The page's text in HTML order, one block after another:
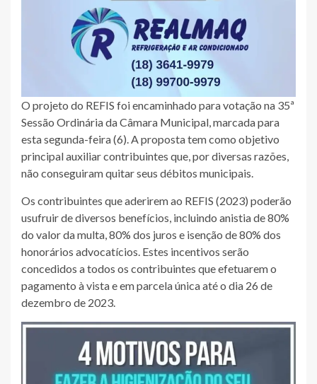
O projeto do REFIS foi encaminhado para votação na 35ª
Sessão Ordinária da Câmara Municipal, marcada para
esta segunda-feira (6). A proposta tem como objetivo
principal auxiliar contribuintes que, por diversas razões,
não conseguiram quitar seus débitos municipais.
Os contribuintes que aderirem ao REFIS (2023) poderão
usufruir de diversos benefícios, incluindo anistia de 80%
do valor da multa, 80% dos juros e isenção de 80% dos
honorários advocatícios. Estes incentivos serão
concedidos a todos os contribuintes que efetuarem o
pagamento à vista e em parcela única até o dia 26 de
dezembro de 2023.